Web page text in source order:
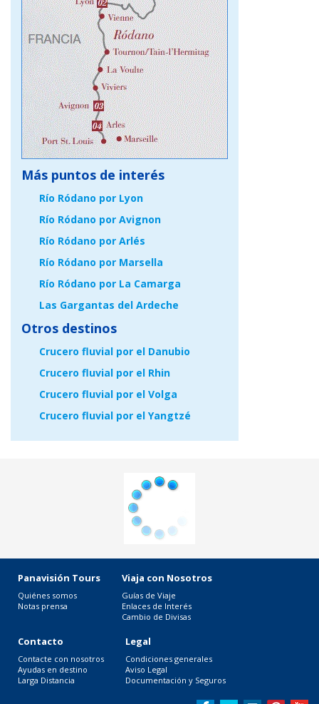
Más puntos de interés
Río Ródano por Lyon
Río Ródano por Avignon
Río Ródano por Arlés
Río Ródano por Marsella
Río Ródano por La Camarga
Las Gargantas del Ardeche
Otros destinos
Crucero fluvial por el Danubio
Crucero fluvial por el Rhin
Crucero fluvial por el Volga
Crucero fluvial por el Yangtzé
Panavisión Tours
Quiénes somos
Notas prensa
Viaja con Nosotros
Guías de Viaje
Enlaces de Interés
Cambio de Divisas
Contacto
Contacte con nosotros
Ayudas en destino
Larga Distancia
Legal
Condiciones generales
Aviso Legal
Documentación y Seguros